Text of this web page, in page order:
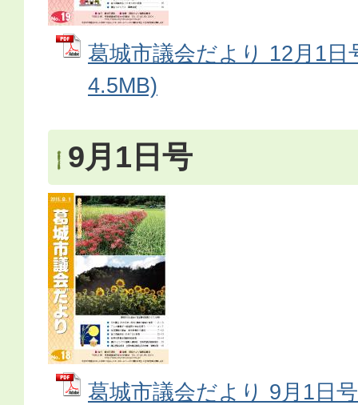
葛城市議会だより 12月1
4.5MB)
9月1日号
葛城市議会だより 9月1日